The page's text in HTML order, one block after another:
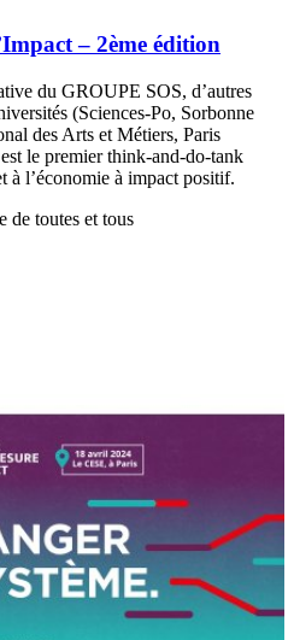
– 2ème édition
du GROUPE SOS, d’autres
(Sciences-Po, Sorbonne
des Arts et Métiers, Paris
le premier think-and-do-tank
à l’économie à impact positif.
de toutes et tous